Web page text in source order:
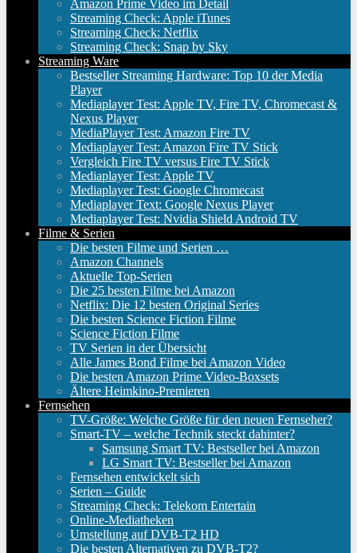
Amazon Prime Video im Detail
Streaming Check: Apple iTunes
Streaming Check: Netflix
Streaming Check: Snap by Sky
Streaming Ware
Bestseller Streaming Hardware: Top 10 der Media
Player
Mediaplayer Test: Apple TV, Fire TV, Chromecast &
Nexus Player
MediaPlayer Test: Amazon Fire TV
Mediaplayer Test: Amazon Fire TV Stick
Vergleich Fire TV versus Fire TV Stick
Mediaplayer Test: Apple TV
Mediaplayer Test: Google Chromecast
Mediaplayer Text: Google Nexus Player
Mediaplayer Test: Nvidia Shield Android TV
Filme & Serien
Die besten Filme und Serien …
Amazon Channels
Aktuelle Top-Serien
Die 25 besten Filme bei Amazon
Netflix: Die 12 besten Original Series
Die besten Science Fiction Filme
Science Fiction Filme
TV Serien in der Übersicht
Alle James Bond Filme bei Amazon Video
Die besten Amazon Prime Video-Boxsets
Ältere Heimkino-Premieren
Fernsehen
TV-Größe: Welche Größe für den neuen Fernseher?
Smart-TV – welche Technik steckt dahinter?
Samsung Smart TV: Bestseller bei Amazon
LG Smart TV: Bestseller bei Amazon
Fernsehen entwickelt sich
Serien – Guide
Streaming Check: Telekom Entertain
Online-Mediatheken
Umstellung auf DVB-T2 HD
Die besten Alternativen zu DVB-T2?